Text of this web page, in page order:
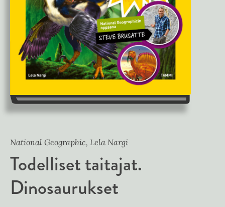
National Geographic, Lela Nargi
Todelliset taitajat.
Dinosaurukset